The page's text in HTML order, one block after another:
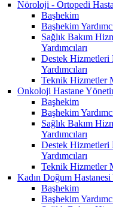
Nöroloji - Ortopedi
Başhekim
Başhekim
Sağlık Bakım
Yardımcıları
Destek
Yardımcıları
Teknik Hizmetler
Onkoloji Hastane
Başhekim
Başhekim
Sağlık Bakım
Yardımcıları
Destek
Yardımcıları
Teknik Hizmetler
Kadın Doğum
Başhekim
Başhekim